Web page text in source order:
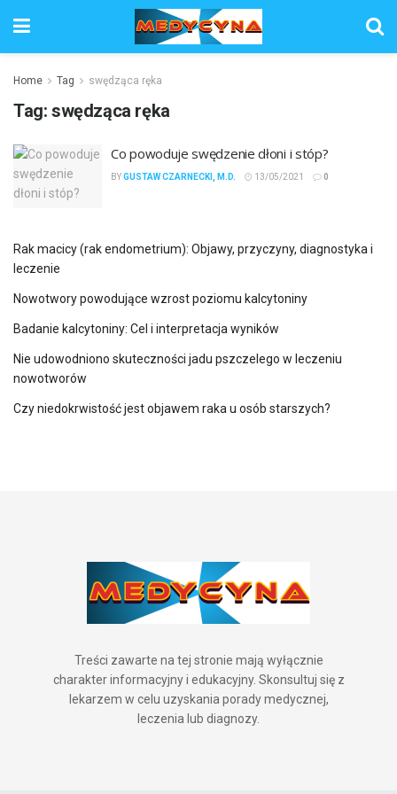
Home Tag swędząca ręka
Tag: swędząca ręka
Co powoduje swędzenie dłoni i stóp?
BYGUSTAW CZARNECKI, M.D. 13/05/2021 0
Rak macicy (rak endometrium): Objawy, przyczyny, diagnostyka i
leczenie
Nowotwory powodujące wzrost poziomu kalcytoniny
Badanie kalcytoniny: Cel i interpretacja wyników
Nie udowodniono skuteczności jadu pszczelego w leczeniu
nowotworów
Czy niedokrwistość jest objawem raka u osób starszych?
Treści zawarte na tej stronie mają wyłącznie
charakter informacyjny i edukacyjny. Skonsultuj się z
lekarzem w celu uzyskania porady medycznej,
leczenia lub diagnozy.